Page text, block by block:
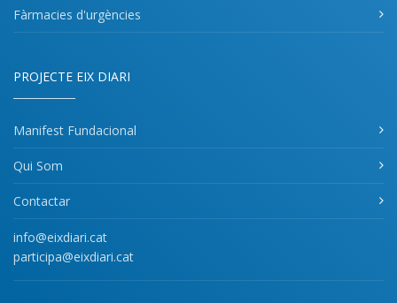
Fàrmacies d'urgències
PROJECTE EIX DIARI
Manifest Fundacional
Qui Som
Contactar
info@eixdiari.cat
participa@eixdiari.cat